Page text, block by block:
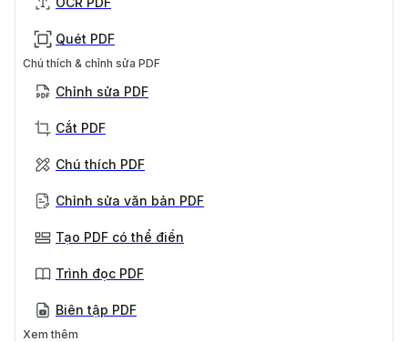
Quét PDF
Chú thích & chỉnh sửa PDF
Chỉnh sửa PDF
Cắt PDF
Chú thích PDF
Chỉnh sửa văn bản PDF
Tạo PDF có thể điền
Trình đọc PDF
Biên tập PDF
Xem thêm